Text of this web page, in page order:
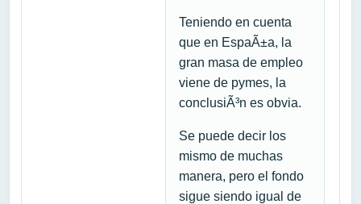
Teniendo en cuenta
que en EspaÃ±a, la
gran masa de empleo
viene de pymes, la
conclusiÃ³n es obvia.
Se puede decir los
mismo de muchas
manera, pero el fondo
sigue siendo igual de